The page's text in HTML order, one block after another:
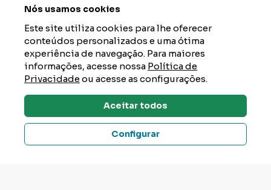
Ouvidoria
Hospital Mãe de Deus. Todos os Direitos Reservados.
Desenvolvido por
Axysweb
Um Hospital da AESC – instituição de saúde, educação e
Dúvidas? Tire Aqui
Nós usamos cookies
Este site utiliza cookies para lhe oferecer
conteúdos personalizados e uma ótima
experiência de navegação. Para maiores
informações, acesse nossa Política de
Privacidadeou acesse as configurações.
Aceitar todos
Configurar